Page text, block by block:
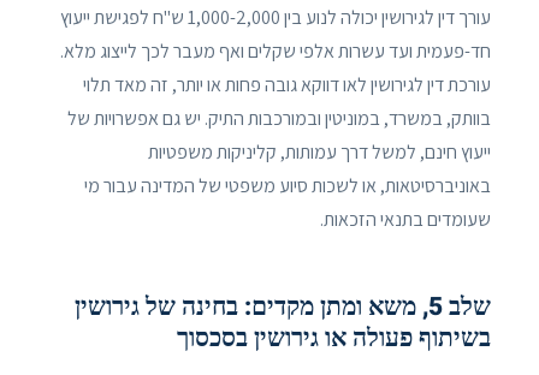
עורך דין לגירושין יכולה לנוע בין 1,000-2,000 ש"ח לפגישת ייעוץ
חד-פעמית ועד עשרות אלפי שקלים ואף מעבר לכך לייצוג מלא.
עורכת דין לגירושין לאו דווקא גובה פחות או יותר, זה מאד תלוי
בוותק, במשרד, במוניטין ובמורכבות התיק. יש גם אפשרויות של
ייעוץ חינם, למשל דרך עמותות, קליניקות משפטיות
באוניברסיטאות, או לשכות סיוע משפטי של המדינה עבור מי
שעומדים בתנאי הזכאות.
שלב 5, משא ומתן מקדים: בחינה של גירושין
בשיתוף פעולה או גירושין בסכסוך